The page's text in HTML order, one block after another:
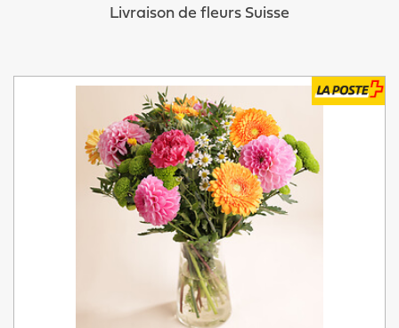
Livraison de fleurs Suisse